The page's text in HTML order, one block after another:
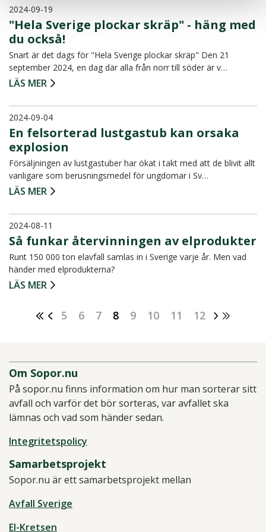
2024-09-19
"Hela Sverige plockar skräp" - häng med
du också!
Snart är det dags för "Hela Sverige plockar skräp" Den 21
september 2024, en dag där alla från norr till söder är v…
LÄS MER
2024-09-04
En felsorterad lustgastub kan orsaka
explosion
Försäljningen av lustgastuber har ökat i takt med att de blivit allt
vanligare som berusningsmedel för ungdomar i Sv…
LÄS MER
2024-08-11
Så funkar återvinningen av elprodukter
Runt 150 000 ton elavfall samlas in i Sverige varje år. Men vad
händer med elprodukterna?
LÄS MER
5 6 7 8 9 10 11 12
Om Sopor.nu
På sopor.nu finns information om hur man sorterar sitt
avfall och varför det bör sorteras, var avfallet ska
lämnas och vad som händer sedan.
Integritetspolicy
Samarbetsprojekt
Sopor.nu är ett samarbetsprojekt mellan
Avfall Sverige
El-Kretsen